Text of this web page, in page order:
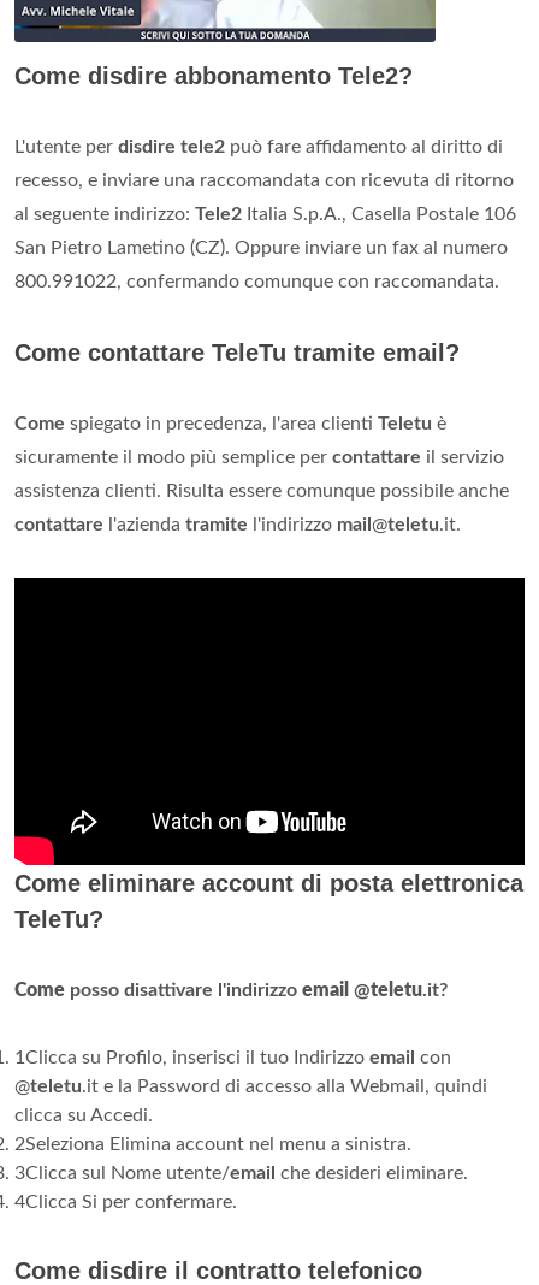
Come disdire abbonamento Tele2?
L'utente per disdire tele2 può fare affidamento al diritto di
recesso, e inviare una raccomandata con ricevuta di ritorno
al seguente indirizzo: Tele2 Italia S.p.A., Casella Postale 106
San Pietro Lametino (CZ). Oppure inviare un fax al numero
800.991022, confermando comunque con raccomandata.
Come contattare TeleTu tramite email?
Come spiegato in precedenza, l'area clienti Teletu è
sicuramente il modo più semplice per contattare il servizio
assistenza clienti. Risulta essere comunque possibile anche
contattare l'azienda tramite l'indirizzo mail @teletu.it.
Come eliminare account di posta elettronica
TeleTu?
Come posso disattivare l'indirizzo email @teletu.it?
1Clicca su Profilo, inserisci il tuo Indirizzo email con
@teletu.it e la Password di accesso alla Webmail, quindi
clicca su Accedi.
2Seleziona Elimina account nel menu a sinistra.
3Clicca sul Nome utente/email che desideri eliminare.
4Clicca Si per confermare.
Come disdire il contratto telefonico